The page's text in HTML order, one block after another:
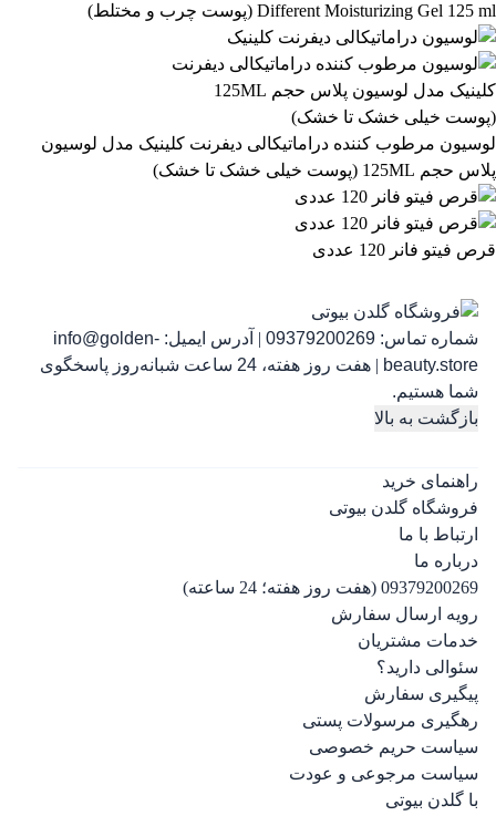
رژ لب مدادی لچیک
Different Moisturizing Gel 125 ml (پوست چرب و مختلط)
لوسیون مرطوب کننده دراماتیکالی دیفرنت کلینیک مدل لوسیون
پلاس حجم 125ML (پوست خیلی خشک تا خشک)
قرص فیتو فانر 120 عددی
شماره تماس: 09379200269
| آدرس ایمیل: info@golden-
beauty.store
|
هفت روز هفته، 24 ساعت شبانه‌روز پاسخگوی
شما هستیم.
بازگشت به بالا
راهنمای خرید
فروشگاه گلدن بیوتی
ارتباط با ما
درباره ما
09379200269 (هفت روز هفته؛ 24 ساعته)
رویه ارسال سفارش
خدمات مشتریان
سئوالی دارید؟
پیگیری سفارش
رهگیری مرسولات پستی
سیاست حریم خصوصی
سیاست مرجوعی و عودت
با گلدن بیوتی